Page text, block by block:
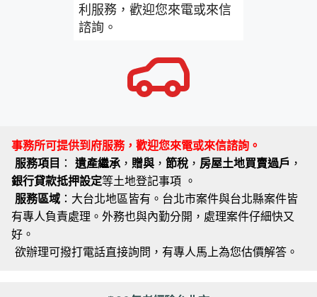
利服務，歡迎您來電或來信
諮詢。
事務所可提供到府服務，歡迎您來電或來信諮詢。
服務項目 ： 遺產繼承 ， 贈與 ， 節稅 ， 房屋土地買賣過戶 ，
銀行貸款抵押設定等土地登記事項 。
服務區域 ：大台北地區皆有。台北市案件與台北縣案件皆
有專人負責處理。外務也與內勤分開，處理案件仔細快又
好。
欲辦理可撥打電話直接詢問，有專人馬上為您估價解答。